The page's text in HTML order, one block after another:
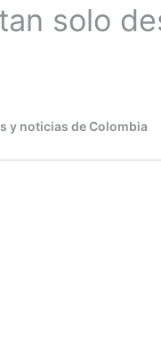
solo
y noticias de Colombia